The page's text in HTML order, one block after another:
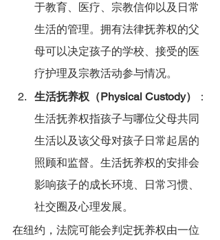
于教育、医疗、宗教信仰以及日常
生活的管理。拥有法律抚养权的父
母可以决定孩子的学校、接受的医
疗护理及宗教活动参与情况。
生活抚养权（Physical Custody）
：
生活抚养权指孩子与哪位父母共同
生活以及该父母对孩子日常起居的
照顾和监督。生活抚养权的安排会
影响孩子的成长环境、日常习惯、
社交圈及心理发展。
在纽约，法院可能会判定抚养权由一位